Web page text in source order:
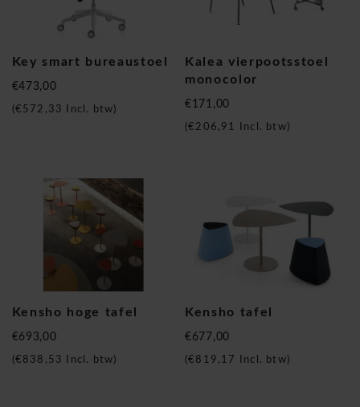
Key smart bureaustoel
€473,00
(€572,33 Incl. btw)
Kalea vierpootsstoel
monocolor
€171,00
(€206,91 Incl. btw)
Kensho hoge tafel
€693,00
€838,53 Incl. btw)
Kensho tafel
€677,00
(€819,17 Incl. btw)